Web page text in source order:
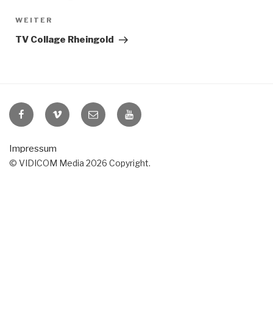
Nächster
Beitrag
WEITER
TV Collage Rheingold
VIDICOM
auf
VIDICOM
auf
E-
Mail
VIDICOM
auf
Impressum
© VIDICOM Media 2026 Copyright.